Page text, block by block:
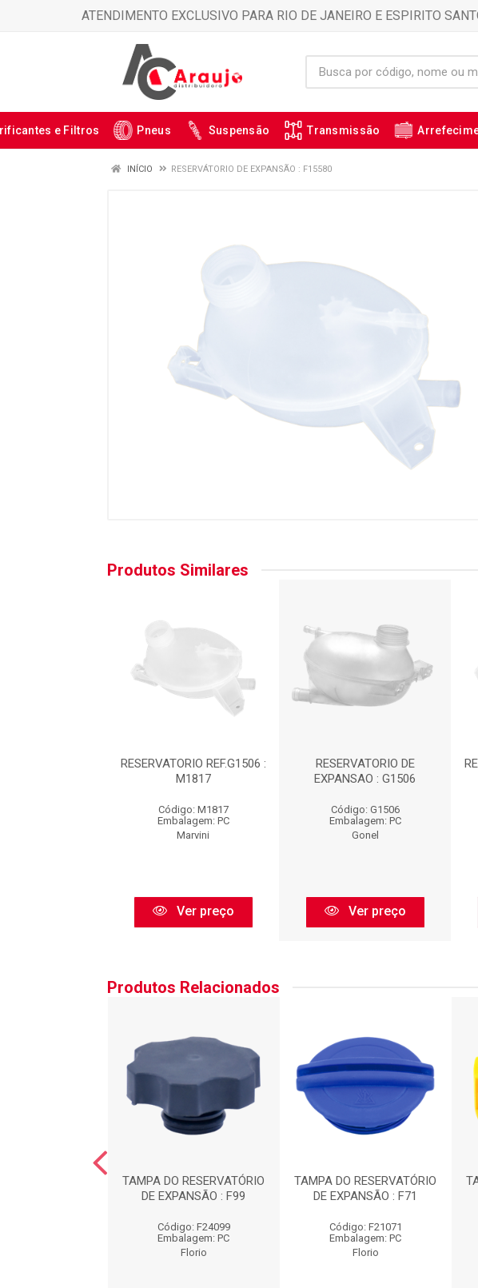
ATENDIMENTO EXCLUSIVO PARA RIO DE JANEIRO E ESPIRITO
e Filtros Pneus Suspensão Transmissão
INÍCIO RESERVÁTORIO DE EXPANSÃO : F15580
Produtos Similares
RESERVATORIO REF.G1506 :
M1817
Código: M1817
Embalagem: PC
Marvini
Ver preço
RESERVATORIO DE
EXPANSAO : G1506
Código: G1506
Embalagem: PC
Gonel
Ver preço
Produtos Relacionados
TAMPA DO RESERVATÓRIO
DE EXPANSÃO : F99
Código: F24099
Embalagem: PC
Florio
TAMPA DO RESERVATÓRIO
DE EXPANSÃO : F71
Código: F21071
Embalagem: PC
Florio